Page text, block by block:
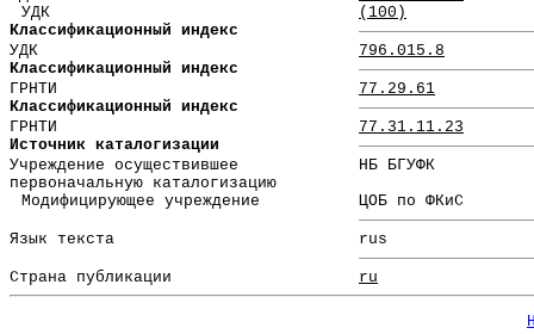
УДК
(100)
Классификационный индекс
УДК
796.015.8
Классификационный индекс
ГРНТИ
77.29.61
Классификационный индекс
ГРНТИ
77.31.11.23
Источник каталогизации
Учреждение осуществившее
первоначальную каталогизацию
НБ БГУФК
Модифицирующее учреждение
ЦОБ по ФКиС
Язык текста rus
Страна публикации ru